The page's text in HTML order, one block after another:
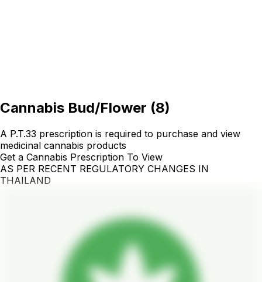
Cannabis Bud/Flower (8)
A P.T.33 prescription is required to purchase and view
medicinal cannabis products
Get a Cannabis Prescription To View
AS PER RECENT REGULATORY CHANGES IN
THAILAND